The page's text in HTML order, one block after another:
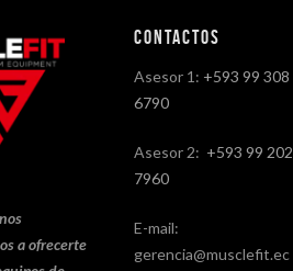
a ofrecerte
Contactos
Asesor 1: +593 99 308
6790
Asesor 2: +593 99 202
7960
E-mail:
gerencia@musclefit.ec